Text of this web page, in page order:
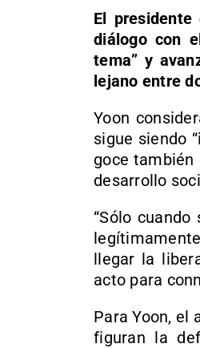
El
diálogo con
tema” y
lejano entre
Yoon
sigue siendo
goce también
desarrollo
“Sólo
llegar la
acto para
Para Yoon, el
figuran la